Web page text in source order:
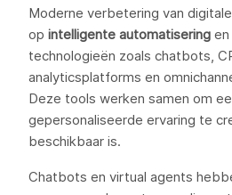
Moderne verbetering van
op intelligente automatisering
technologieën zoals chatbots,
analyticsplatforms en
Deze tools werken samen om
gepersonaliseerde ervaring te
beschikbaar is.
Chatbots en virtual agents